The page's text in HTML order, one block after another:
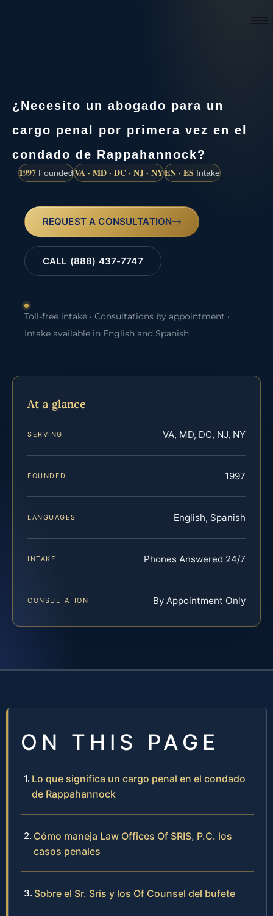
¿Necesito un abogado para un
cargo penal por primera vez en el
condado de Rappahannock?
1997 FoundedVA · MD · DC · NJ · NYEN · ES Intake
REQUEST A CONSULTATION
CALL (888) 437-7747
Toll-free intake · Consultations by appointment ·
Intake available in English and Spanish
At a glance
SERVING VA, MD, DC, NJ, NY
FOUNDED 1997
LANGUAGES English, Spanish
INTAKE Phones Answered 24/7
CONSULTATION By Appointment Only
ON THIS PAGE
Lo que significa un cargo penal en el condado
de Rappahannock
Cómo maneja Law Offices Of SRIS, P.C. los
casos penales
Sobre el Sr. Sris y los Of Counsel del bufete